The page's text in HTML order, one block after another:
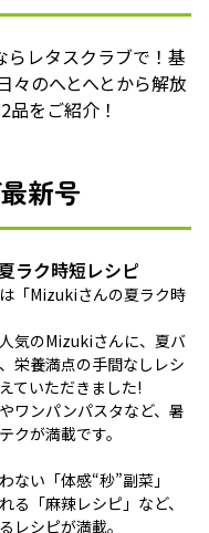
レタスクラブで！基
々のへとへとから解放
をご紹介！
新号
ラク時短レシピ
「Mizukiさんの夏ラク時
気のMizukiさんに、夏バ
栄養満点の手間なしレシ
ていただきました!
ワンパンパスタなど、暑
クが満載です。
ない「体感“秒”副菜」
る「麻辣レシピ」など、
レシピが満載。